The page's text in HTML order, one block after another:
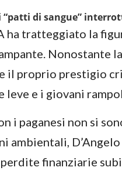
di sangue”
ha tratteggiato la
Nonostante
il proprio prestigio
leve e i giovani
i paganesi non si
ambientali, D’Angelo
finanziarie